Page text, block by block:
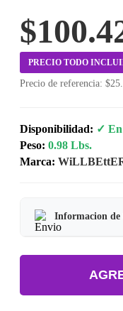
PRECIO TODO
Precio de referencia:
Disponibilidad: ✓ En
Peso: 0.98 Lbs.
Marca:
Informacion de
Tipo de
Tiempo de